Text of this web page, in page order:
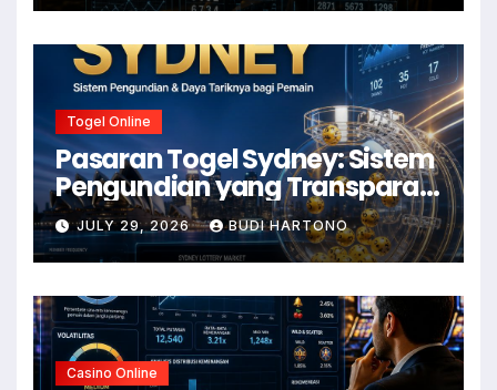
Togel Online
Pasaran Togel Sydney: Sistem
Pengundian yang Transparan
dan Daya Tariknya
JULY 29, 2026 BUDI HARTONO
Casino Online